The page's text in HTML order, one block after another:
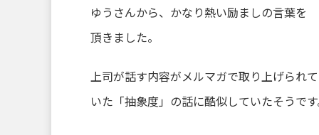
ゆうさんから、かなり熱い励ましの言葉を
頂きました。
上司が話す内容がメルマガで取り上げられて
いた「抽象度」の話に酷似していたそうです